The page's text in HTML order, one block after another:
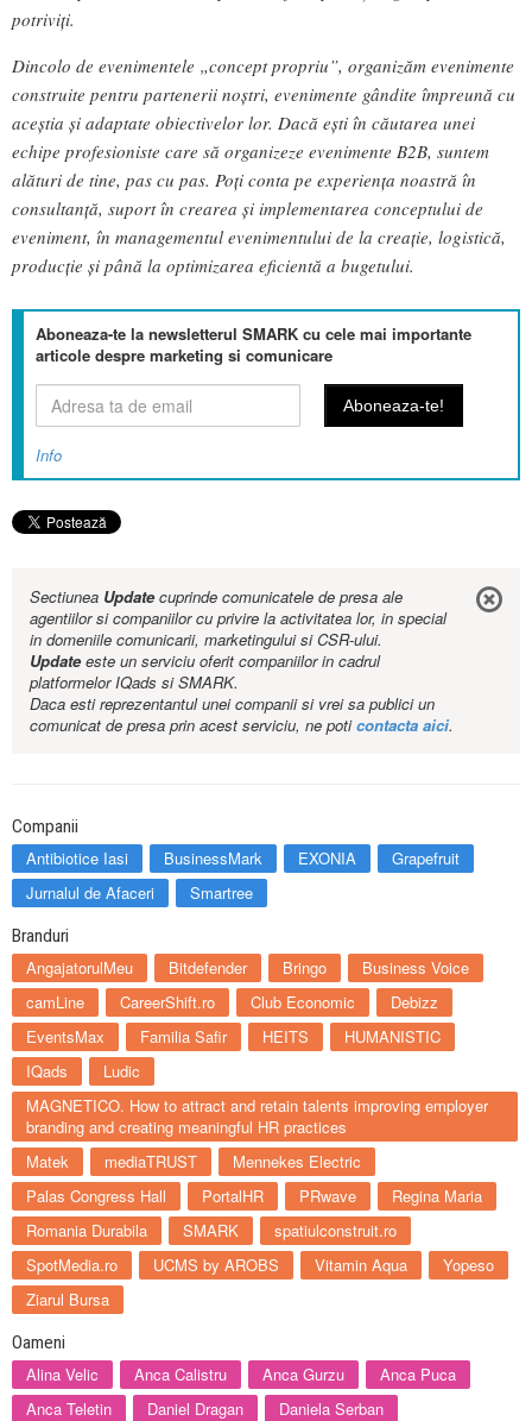
potriviți.
Dincolo de evenimentele „concept propriu”, organizăm evenimente
construite pentru partenerii noștri, evenimente gândite împreună cu
aceștia și adaptate obiectivelor lor. Dacă ești în căutarea unei
echipe profesioniste care să organizeze evenimente B2B, suntem
alături de tine, pas cu pas. Poți conta pe experiența noastră în
consultanță, suport în crearea și implementarea conceptului de
eveniment, în managementul evenimentului de la creație, logistică,
producție și până la optimizarea eficientă a bugetului.
Aboneaza-te la newsletterul SMARK cu cele mai importante
articole despre marketing si comunicare
Info
Sectiunea Updatecuprinde comunicatele de presa ale
agentiilor si companiilor cu privire la activitatea lor, in special
in domeniile comunicarii, marketingului si CSR-ului.
Updateeste un serviciu oferit companiilor in cadrul
platformelor IQads si SMARK.
Daca esti reprezentantul unei companii si vrei sa publici un
comunicat de presa prin acest serviciu, ne poticontacta aici.
Companii
Antibiotice Iasi BusinessMark EXONIA
Grapefruit
Jurnalul de Afaceri
Smartree
Branduri
AngajatorulMeu Bitdefender Bringo
Business Voice
camLine
CareerShift.ro Club Economic
Debizz
EventsMax
Familia Safir HEITS
HUMANISTIC
IQads
Ludic
MAGNETICO. How to attract and retain talents improving employer
branding and creating meaningful HR practices
Matek
mediaTRUST
Mennekes Electric
Palas Congress Hall
PortalHR PRwave
Regina Maria
Romania Durabila
SMARK
spatiulconstruit.ro
SpotMedia.ro
UCMS by AROBS Vitamin Aqua
Yopeso
Ziarul Bursa
Oameni
Alina Velic Anca Calistru Anca Gurzu
Anca Puca
Anca Teletin
Daniel Dragan
Daniela Serban